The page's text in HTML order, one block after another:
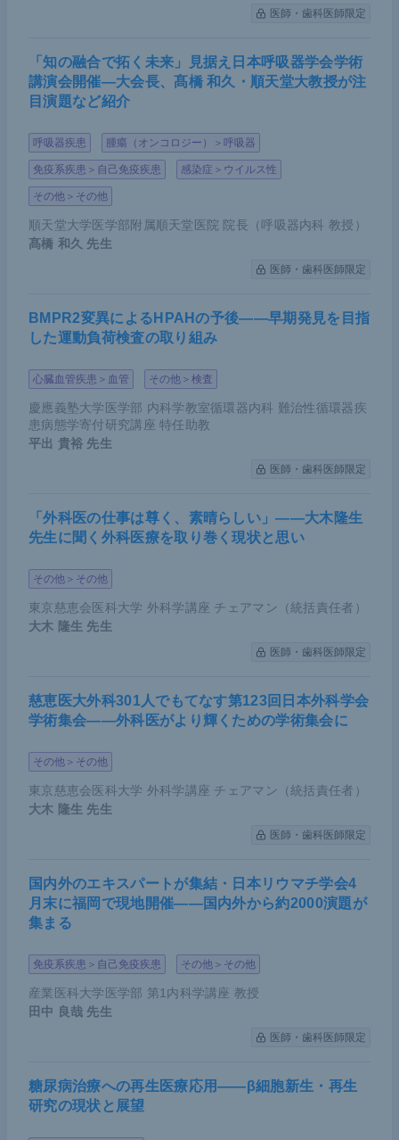
医師・歯科医師限定
「知の融合で拓く未来」見据え日本呼吸器学会学術
講演会開催―大会長、髙橋 和久・順天堂大教授が注
目演題など紹介
呼吸器疾患 腫瘍（オンコロジー）＞呼吸器
免疫系疾患＞自己免疫疾患 感染症＞ウイルス性
その他＞その他
順天堂大学医学部附属順天堂医院 院長（呼吸器内科 教授）
髙橋 和久 先生
医師・歯科医師限定
BMPR2変異によるHPAHの予後――早期発見を目指
した運動負荷検査の取り組み
心臓血管疾患＞血管 その他＞検査
慶應義塾大学医学部 内科学教室循環器内科 難治性循環器疾
患病態学寄付研究講座 特任助教
平出 貴裕 先生
医師・歯科医師限定
「外科医の仕事は尊く、素晴らしい」――大木隆生
先生に聞く外科医療を取り巻く現状と思い
その他＞その他
東京慈恵会医科大学 外科学講座 チェアマン（統括責任者）
大木 隆生 先生
医師・歯科医師限定
慈恵医大外科301人でもてなす第123回日本外科学会
学術集会――外科医がより輝くための学術集会に
その他＞その他
東京慈恵会医科大学 外科学講座 チェアマン（統括責任者）
大木 隆生 先生
医師・歯科医師限定
国内外のエキスパートが集結・日本リウマチ学会4
月末に福岡で現地開催――国内外から約2000演題が
集まる
免疫系疾患＞自己免疫疾患 その他＞その他
産業医科大学医学部 第1内科学講座 教授
田中 良哉 先生
医師・歯科医師限定
糖尿病治療への再生医療応用――β細胞新生・再生
研究の現状と展望